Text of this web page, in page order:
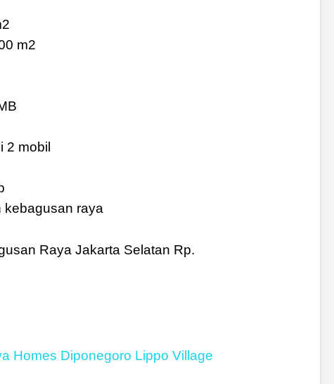
m2
2 mobil
kebagusan raya
Raya Jakarta Selatan Rp.
Homes Diponegoro Lippo Village